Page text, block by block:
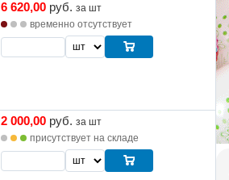
6 620,00 руб. за шт
временно отсутствует
2 000,00 руб. за шт
присутствует на складе